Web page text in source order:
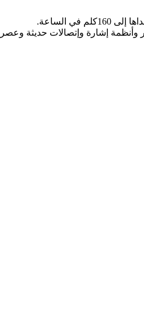
وأنظمة إشارة وإتصالات حديثة